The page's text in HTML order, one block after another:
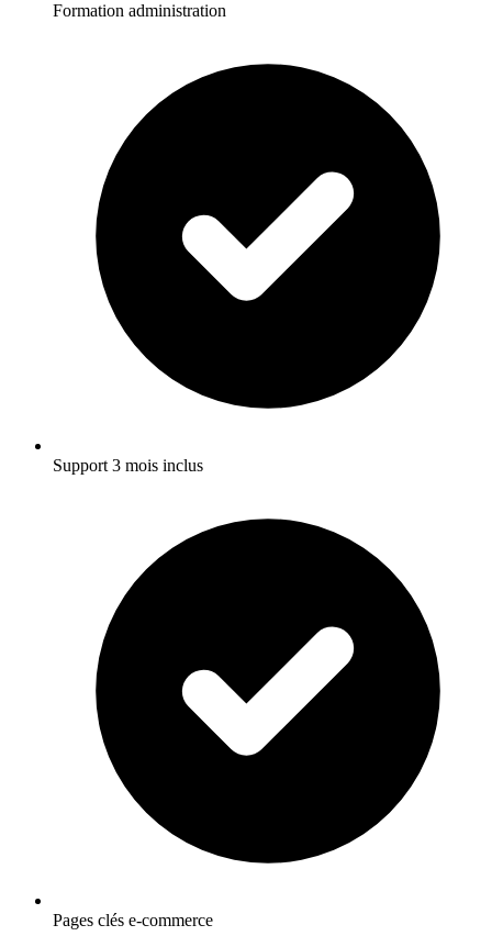
Formation administration
Support 3 mois inclus
Pages clés e-commerce